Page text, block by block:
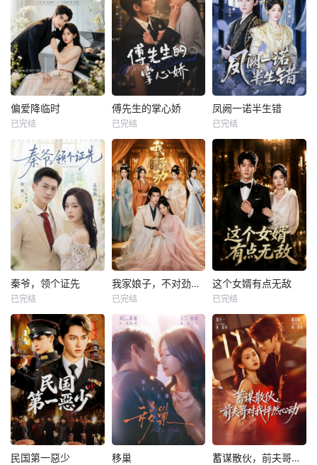
偏爱降临时
已完结
傅先生的掌心娇
已完结
凤阙一诺半生错
已完结
秦爷，领个证先
已完结
我家娘子，不对劲第四季
已完结
这个女婿有点无敌
已完结
民国第一惡少 移巢 蓄谋散伙，前夫哥对我怦然心动